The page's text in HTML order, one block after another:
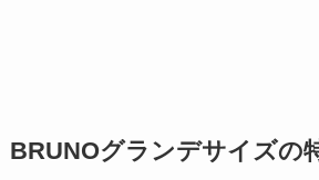
BRUNOグランデサイズの